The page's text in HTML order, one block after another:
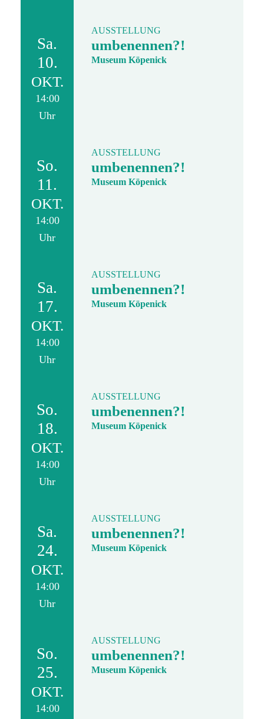
Sa.
10.
OKT.
14:00
Uhr
AUSSTELLUNG
umbenennen?!
Museum Köpenick
So.
11.
OKT.
14:00
Uhr
AUSSTELLUNG
umbenennen?!
Museum Köpenick
Sa.
17.
OKT.
14:00
Uhr
AUSSTELLUNG
umbenennen?!
Museum Köpenick
So.
18.
OKT.
14:00
Uhr
AUSSTELLUNG
umbenennen?!
Museum Köpenick
Sa.
24.
OKT.
14:00
Uhr
AUSSTELLUNG
umbenennen?!
Museum Köpenick
So.
25.
OKT.
14:00
AUSSTELLUNG
umbenennen?!
Museum Köpenick